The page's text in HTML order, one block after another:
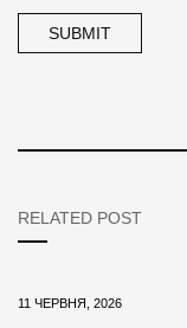
RELATED POST
11 ЧЕРВНЯ, 2026